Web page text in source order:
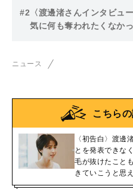
とも…でも「友人たちの
た」
#2 〈渡邊渚さんインタビュ
気に何も奪われたくなか
ニュース
こちら
〈初告白〉渡邊
とを発表できな
毛が抜けたこと
きていこうと思え